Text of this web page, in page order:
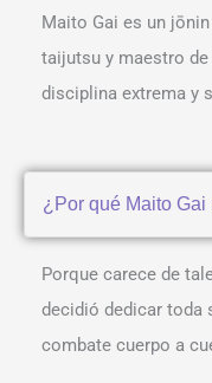
Maito Gai es un
taijutsu y maestro
disciplina extrema y
¿Por qué Maito
Porque carece de
decidió dedicar toda
combate cuerpo a